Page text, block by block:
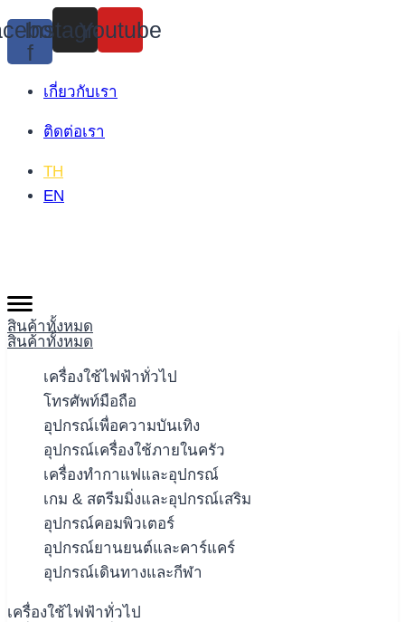
Skip
to
content
f
Instagram
Youtube
เกี่ยวกับเรา
ติดต่อเรา
TH
EN
สินค้าทั้งหมด
สินค้าทั้งหมด
เครื่องใช้ไฟฟ้าทั่วไป
โทรศัพท์มือถือ
อุปกรณ์เพื่อความบันเทิง
อุปกรณ์เครื่องใช้ภายในครัว
เครื่องทำกาแฟและอุปกรณ์
เกม & สตรีมมิ่งและอุปกรณ์เสริม
อุปกรณ์คอมพิวเตอร์
อุปกรณ์ยานยนต์และคาร์แคร์
อุปกรณ์เดินทางและกีฬา
เครื่องใช้ไฟฟ้าทั่วไป